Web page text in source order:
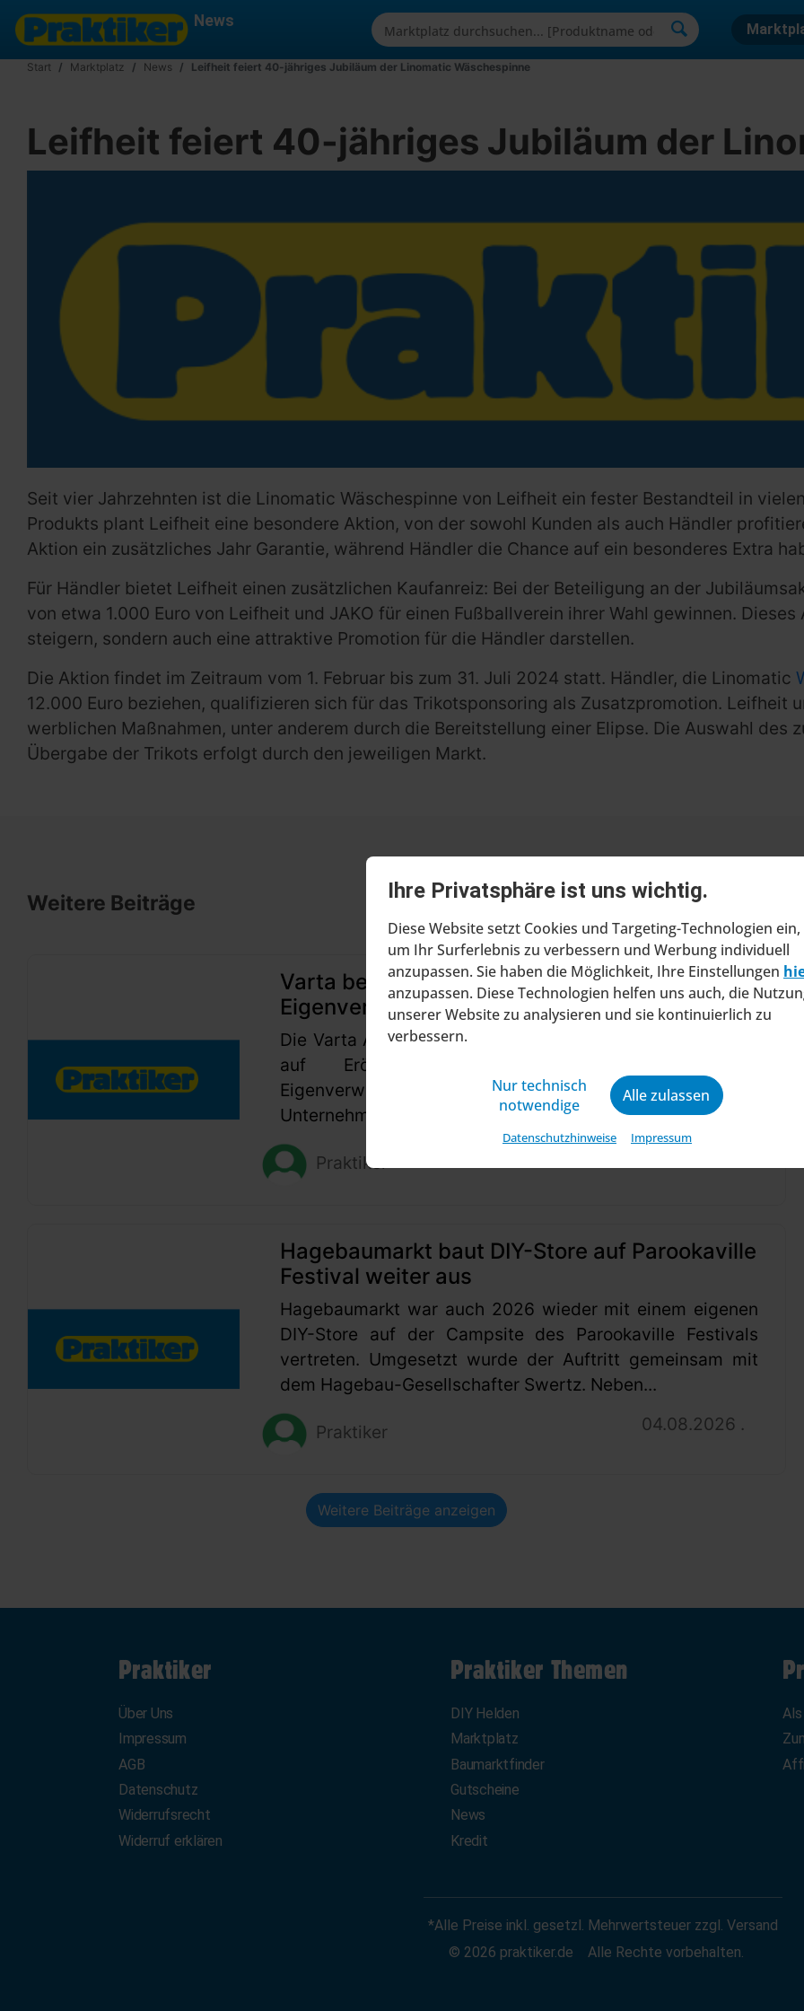
Ihre Privatsphäre ist uns wichtig.
Diese Website setzt Cookies und Targeting-Technologien ein,
um Ihr Surferlebnis zu verbessern und Werbung individuell
anzupassen. Sie haben die Möglichkeit, Ihre Einstellungen
anzupassen. Diese Technologien helfen uns auch, die
unserer Website zu analysieren und sie kontinuierlich zu
verbessern.
Nur technisch
notwendige
Alle zulassen
Datenschutzhinweise Impressum
News
Start Marktplatz News Leifheit feiert 40-jähriges Jubiläum der Linomatic Wäschespinne
Leifheit feiert 40-jähriges Jubiläum der
Seit vier Jahrzehnten ist die Linomatic Wäschespinne von Leifheit ein fester Bestandteil in
Produkts plant Leifheit eine besondere Aktion, von der sowohl Kunden als auch Händler
Aktion ein zusätzliches Jahr Garantie, während Händler die Chance auf ein besonderes Extra
Für Händler bietet Leifheit einen zusätzlichen Kaufanreiz: Bei der Beteiligung an der
von etwa 1.000 Euro von Leifheit und JAKO für einen Fußballverein ihrer Wahl gewinnen.
steigern, sondern auch eine attraktive Promotion für die Händler darstellen.
Die Aktion findet im Zeitraum vom 1. Februar bis zum 31. Juli 2024 statt. Händler, die Linomatic
12.000 Euro beziehen, qualifizieren sich für das Trikotsponsoring als Zusatzpromotion. Leifheit
werblichen Maßnahmen, unter anderem durch die Bereitstellung einer Elipse. Die Auswahl des
Übergabe der Trikots erfolgt durch den jeweiligen Markt.
Weitere Beiträge
Varta beantragt Insolvenzverfahren in
Eigenverwaltung
Die Varta AG hat beim Amtsgericht Stuttgart einen Antrag
auf Eröffnung eines Insolvenzverfahrens in
Eigenverwaltung gestellt. Mit diesem Schritt will das
Unternehmen seine wirtschaftliche Zukunft sic...
Praktiker
Hagebaumarkt baut DIY-Store auf Parookaville
Festival weiter aus
Hagebaumarkt war auch 2026 wieder mit einem eigenen
DIY-Store auf der Campsite des Parookaville Festivals
vertreten. Umgesetzt wurde der Auftritt gemeinsam mit
dem Hagebau-Gesellschafter Swertz. Neben...
Praktiker 04.08.2026 .
Weitere Beiträge anzeigen
Praktiker
Über Uns
Impressum
AGB
Datenschutz
Widerrufsrecht
Widerruf erklären
Praktiker Themen
DIY Helden
Marktplatz
Baumarktfinder
Gutscheine
News
Kredit
*Alle Preise inkl. gesetzl. Mehrwertsteuer zzgl. Versand
© 2026 praktiker.de
Alle Rechte vorbehalten.